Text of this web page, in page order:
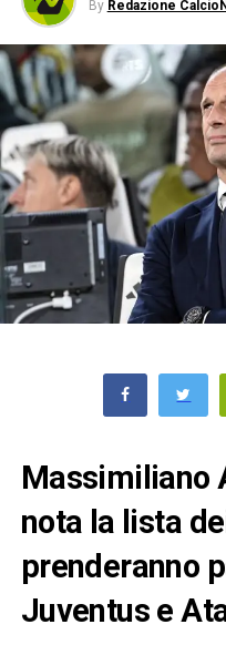
By Redazione
Massimiliano
nota la lista
prenderanno
Juventus e